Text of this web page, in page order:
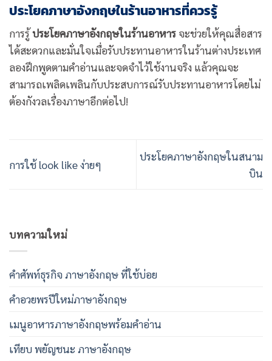
ประโยคภาษาอังกฤษในร้านอาหารที่ควรรู้
การรู้ประโยคภาษาอังกฤษในร้านอาหาร จะช่วยให้คุณสื่อสาร
ได้สะดวกและมั่นใจเมื่อรับประทานอาหารในร้านต่างประเทศ
ลองฝึกพูดตามคำอ่านและจดจำไว้ใช้งานจริง แล้วคุณจะ
สามารถเพลิดเพลินกับประสบการณ์รับประทานอาหารโดยไม่
ต้องกังวลเรื่องภาษาอีกต่อไป!
การใช้ look like ง่ายๆ
ประโยคภาษาอังกฤษในสนาม
บิน
บทความใหม่
คําศัพท์ธุรกิจ ภาษาอังกฤษ ที่ใช้บ่อย
คําอวยพรปีใหม่ภาษาอังกฤษ
เมนูอาหารภาษาอังกฤษพร้อมคําอ่าน
เทียบ พยัญชนะ ภาษาอังกฤษ